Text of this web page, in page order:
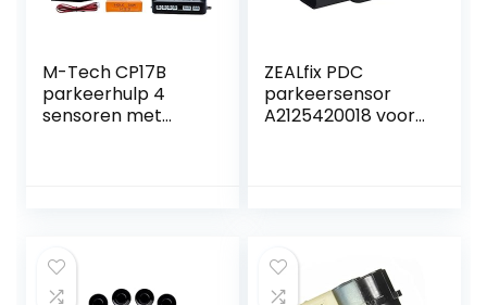
M-Tech CP17B
parkeerhulp 4
sensoren met
ZEALfix PDC
parkeersensor
A2125420018 voor